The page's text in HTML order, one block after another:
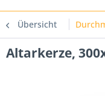
Übersicht
Altarkerze,